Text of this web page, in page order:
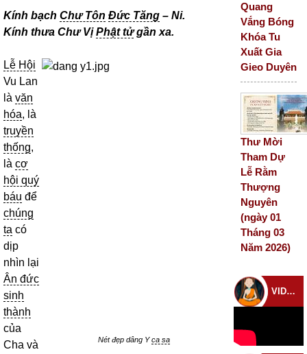
Kính bạch Chư Tôn Đức Tăng – Ni.
Kính thưa Chư VịPhật tửgần xa.
Nét đẹp dâng Yca sa
Lễ Hội
Vu Lan
là văn
hóa, là
truyền
thống,
là cơ
hội quý
báu để
chúng
ta có
dịp
nhìn lại
Ân đức
sinh
thành
của
Cha và
Quang
Vắng Bóng
Khóa Tu
Xuất Gia
Gieo Duyên
Thư Mời
Tham Dự
Lễ Rằm
Thượng
Nguyên
(ngày 01
Tháng 03
Năm 2026)
VIDEO CHÙA